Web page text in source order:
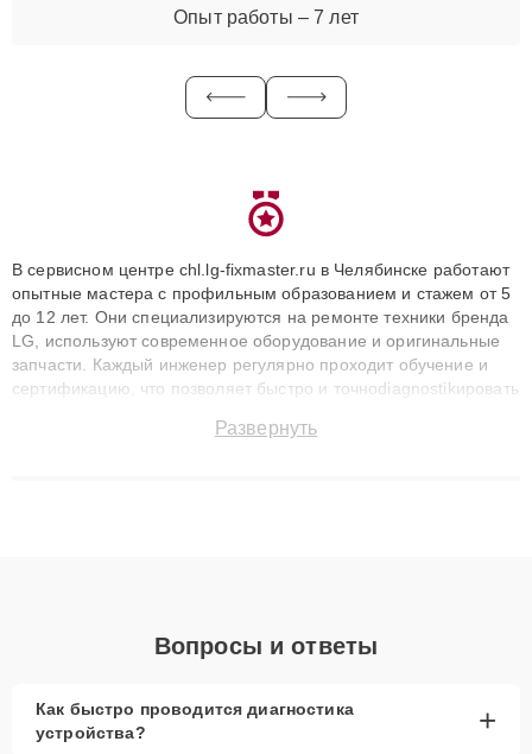
Опыт работы – 7 лет
В сервисном центре chl.lg-fixmaster.ru в Челябинске работают
опытные мастера с профильным образованием и стажем от 5
до 12 лет. Они специализируются на ремонте техники бренда
LG, используют современное оборудование и оригинальные
запчасти. Каждый инженер регулярно проходит обучение и
сертификацию, что позволяет быстро и точноdiagnostikировать
до 3 лет. Наши мастера решают сложные случаи: от замены
Развернуть
Вопросы и ответы
Как быстро проводится диагностика
устройства?
+